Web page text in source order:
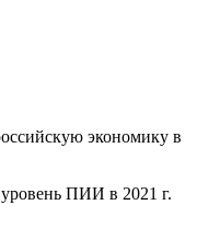
экономику в
ПИИ в 2021 г.